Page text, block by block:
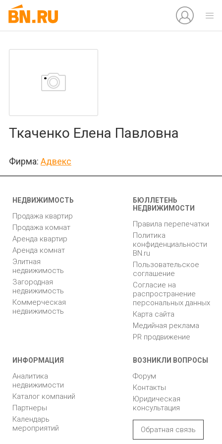
Ткаченко Елена Павловна
Фирма: Адвекс
НЕДВИЖИМОСТЬ
Продажа квартир
Продажа комнат
Аренда квартир
Аренда комнат
Элитная
недвижимость
Загородная
недвижимость
Коммерческая
недвижимость
БЮЛЛЕТЕНЬ
НЕДВИЖИМОСТИ
Правила перепечатки
Политика
конфиденциальности
BN.ru
Пользовательское
соглашение
Согласие на
распространение
персональных данных
Карта сайта
Медийная реклама
PR продвижение
ИНФОРМАЦИЯ
Аналитика
недвижимости
Каталог компаний
Партнеры
Календарь
мероприятий
ВОЗНИКЛИ ВОПРОСЫ
Форум
Контакты
Юридическая
консультация
Обратная связь